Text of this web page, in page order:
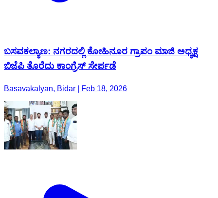
ಬಸವಕಲ್ಯಾಣ: ನಗರದಲ್ಲಿ ಕೋಹಿನೂರ ಗ್ರಾಪಂ ಮಾಜಿ ಅಧ್ಯಕ್ಷ
ಬಿಜೆಪಿ ತೊರೆದು ಕಾಂಗ್ರೆಸ್ ಸೇರ್ಪಡೆ
Basavakalyan, Bidar | Feb 18, 2026